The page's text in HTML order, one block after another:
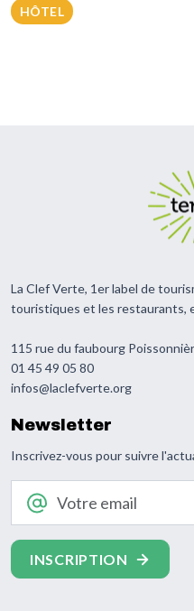
HÔTEL
La Clef Verte, 1er label de
touristiques et les restaurants,
115 rue du faubourg
01 45 49 05 80
infos@laclefverte.org
Newsletter
Inscrivez-vous pour suivre